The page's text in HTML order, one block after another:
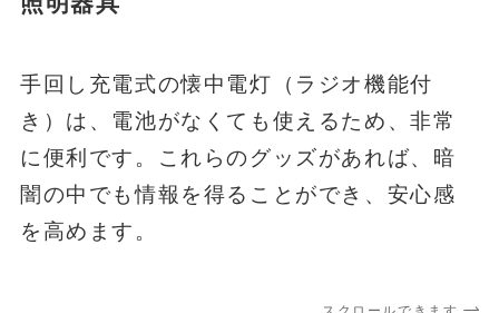
手回し充電式の懐中電灯（ラジオ機能付
き）は、電池がなくても使えるため、非常
に便利です。これらのグッズがあれば、暗
闇の中でも情報を得ることができ、安心感
を高めます。